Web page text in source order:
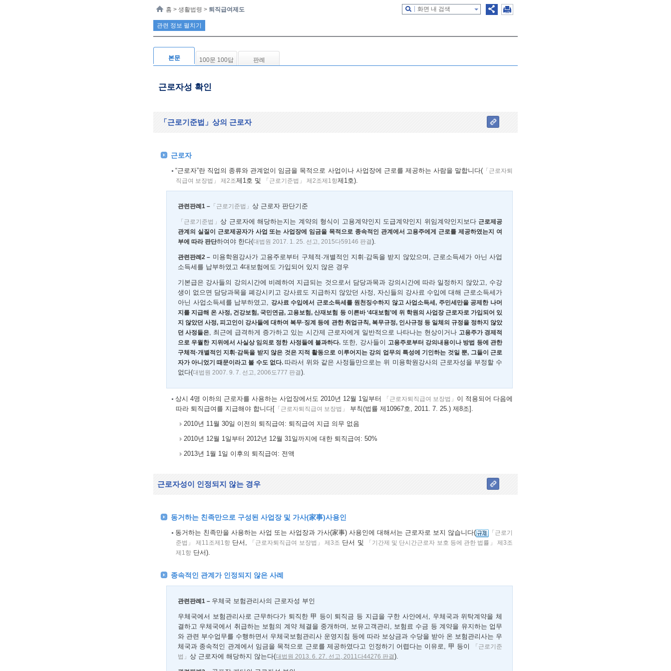
관련 정보 펼치기
홈 > 생활법령 > 퇴직급여제도 화면 내 검색
본문 100문 100답 판례
근로자성 확인
「근로기준법」 상의 근로자
근로자
“근로자”란 직업의 종류와 관계없이 임금을 목적으로 사업이나 사업장에 근로를 제공하는 사람을 말합니다(「근로자퇴
직급여 보장법」 제2조제1호 및 「근로기준법」 제2조제1항제1호).
관련판례1 – 「근로기준법」 상 근로자 판단기준
「근로기준법」상 근로자에 해당하는지는 계약의 형식이 고용계약인지 도급계약인지 위임계약인지보다 근로제공
관계의 실질이 근로제공자가 사업 또는 사업장에 임금을 목적으로 종속적인 관계에서 고용주에게 근로를 제공하였는지 여
부에 따라 판단하여야 한다(대법원 2017. 1. 25. 선고, 2015다59146 판결).
관련판례2 – 미용학원강사가 고용주로부터 구체적·개별적인 지휘·감독을 받지 않았으며, 근로소득세가 아닌 사업
소득세를 납부하였고 4대보험에도 가입되어 있지 않은 경우
기본급은 강사들의 강의시간에 비례하여 지급되는 것으로서 담당과목과 강의시간에 따라 일정하지 않았고, 수강
생이 없으면 담당과목을 폐강시키고 강사료도 지급하지 않았던 사정, 자신들의 강사료 수입에 대해 근로소득세가
아닌 사업소득세를 납부하였고, 강사료 수입에서 근로소득세를 원천징수하지 않고 사업소득세, 주민세만을 공제한 나머
지를 지급해 온 사정, 건강보험, 국민연금, 고용보험, 산재보험 등 이른바 ‘4대보험’에 위 학원의 사업장 근로자로 가입되어 있
지 않았던 사정, 피고인이 강사들에 대하여 복무·징계 등에 관한 취업규칙, 복무규정, 인사규정 등 일체의 규정을 정하지 않았
던 사정들은, 최근에 급격하게 증가하고 있는 시간제 근로자에게 일반적으로 나타나는 현상이거나 고용주가 경제적
으로 우월한 지위에서 사실상 임의로 정한 사정들에 불과하다. 또한, 강사들이 고용주로부터 강의내용이나 방법 등에 관한
구체적·개별적인 지휘·감독을 받지 않은 것은 지적 활동으로 이루어지는 강의 업무의 특성에 기인하는 것일 뿐, 그들이 근로
자가 아니었기 때문이라고 볼 수도 없다. 따라서 위와 같은 사정들만으로는 위 미용학원강사의 근로자성을 부정할 수
없다(대법원 2007. 9. 7. 선고, 2006도777 판결).
상시 4명 이하의 근로자를 사용하는 사업장에서도 2010년 12월 1일부터 「근로자퇴직급여 보장법」 이 적용되어 다음에
따라 퇴직급여를 지급해야 합니다[ 「근로자퇴직급여 보장법」
부칙(법률 제10967호, 2011. 7. 25.) 제8조].
2010년 11월 30일 이전의 퇴직급여: 퇴직급여 지급 의무 없음
2010년 12월 1일부터 2012년 12월 31일까지에 대한 퇴직급여: 50%
2013년 1월 1일 이후의 퇴직급여: 전액
근로자성이 인정되지 않는 경우
동거하는 친족만으로 구성된 사업장 및 가사(家事)사용인
동거하는 친족만을 사용하는 사업 또는 사업장과 가사(家事) 사용인에 대해서는 근로자로 보지 않습니다(
「근로기
준법」 제11조제1항단서, 「근로자퇴직급여 보장법」 제3조 단서 및
「기간제 및 단시간근로자 보호 등에 관한 법률」 제3조
제1항 단서).
종속적인 관계가 인정되지 않은 사례
관련판례1 – 우체국 보험관리사의 근로자성 부인
우체국에서 보험관리사로 근무하다가 퇴직한 甲 등이 퇴직금 등 지급을 구한 사안에서, 우체국과 위탁계약을 체
결하고 우체국에서 취급하는 보험의 계약 체결을 중개하며, 보유고객관리, 보험료 수금 등 계약을 유지하는 업무
와 관련 부수업무를 수행하면서 우체국보험관리사 운영지침 등에 따라 보상금과 수당을 받아 온 보험관리사는 우
체국과 종속적인 관계에서 임금을 목적으로 근로를 제공하였다고 인정하기 어렵다는 이유로, 甲 등이
「근로기준
법」 상 근로자에 해당하지 않는다(대법원 2013. 6. 27. 선고, 2011다44276 판결).